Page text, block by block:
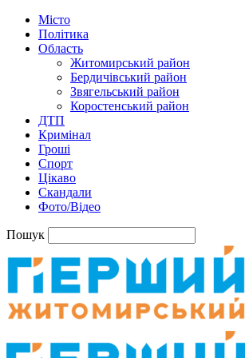
Місто
Політика
Область
Житомирський район
Бердичівський район
Звягельський район
Коростенський район
ДТП
Кримінал
Гроші
Спорт
Цікаво
Скандали
Фото/Відео
Пошук